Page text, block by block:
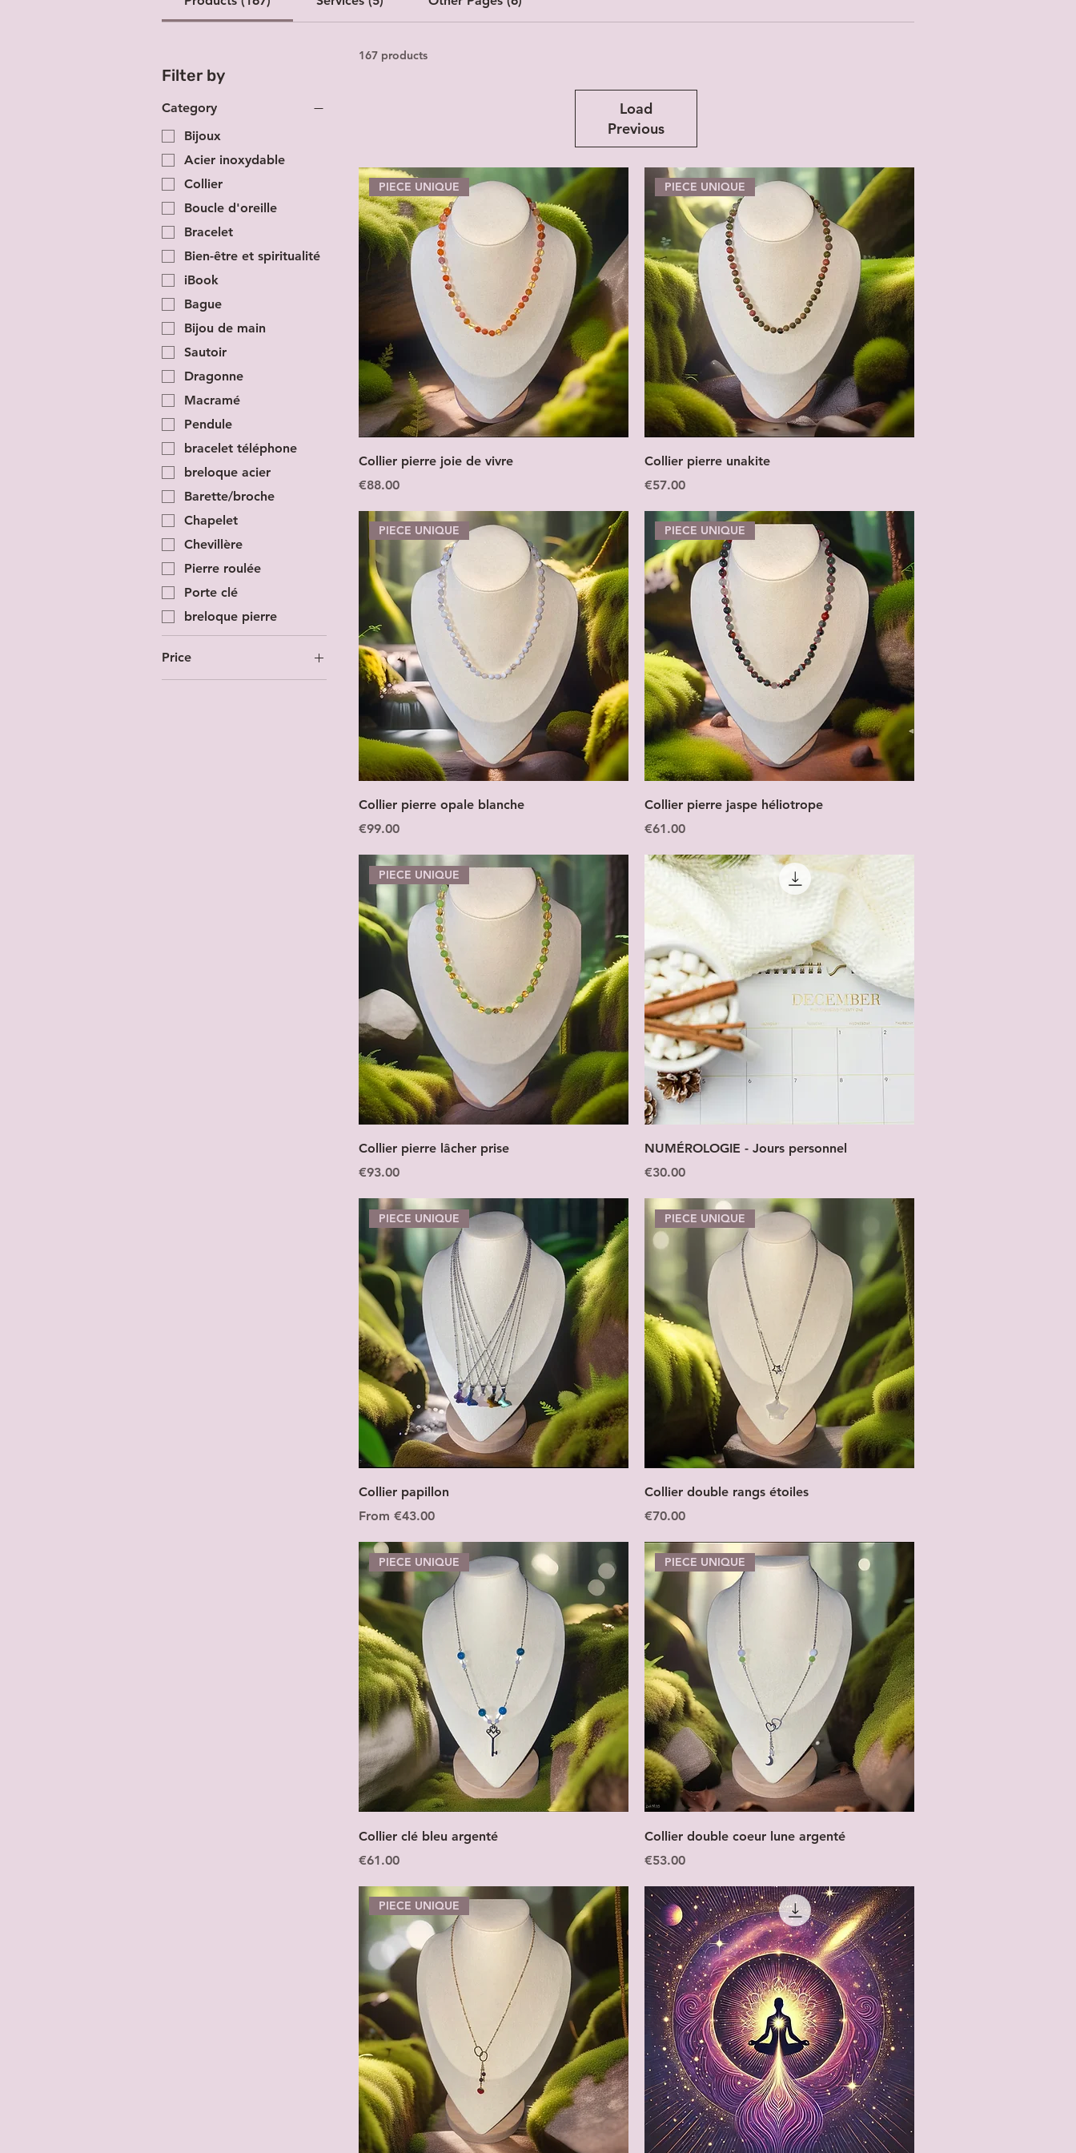
Filter by
Category
Bijoux
Acier inoxydable
Collier
Boucle d'oreille
Bracelet
Bien-être et spiritualité
iBook
Bague
Bijou de main
Sautoir
Dragonne
Macramé
Pendule
bracelet téléphone
breloque acier
Barette/broche
Chapelet
Chevillère
Pierre roulée
Porte clé
breloque pierre
Price
167 products
Load
Previous
PIECE UNIQUE
Collier pierre joie de vivre
Price
€88.00
PIECE UNIQUE
Collier pierre unakite
Price
€57.00
PIECE UNIQUE
Collier pierre opale blanche
Price
€99.00
PIECE UNIQUE
Collier pierre jaspe héliotrope
Price
€61.00
PIECE UNIQUE
Collier pierre lâcher prise
Price
€93.00
NUMÉROLOGIE - Jours personnel
Price
€30.00
PIECE UNIQUE
Collier papillon
From €43.00
Sale Price
PIECE UNIQUE
Collier double rangs étoiles
Price
€70.00
PIECE UNIQUE
Collier clé bleu argenté
Price
€61.00
PIECE UNIQUE
Collier double coeur lune argenté
Price
€53.00
PIECE UNIQUE